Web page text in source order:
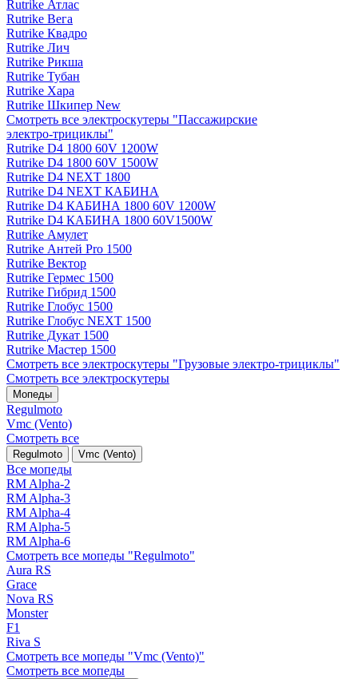
Rutrike Атлас
Rutrike Вега
Rutrike Квадро
Rutrike Лич
Rutrike Рикша
Rutrike Тубан
Rutrike Хара
Rutrike Шкипер New
Смотреть все электро­скутеры "Пассажирские
электро‑трициклы"
Rutrike D4 1800 60V 1200W
Rutrike D4 1800 60V 1500W
Rutrike D4 NEXT 1800
Rutrike D4 NEXT КАБИНА
Rutrike D4 КАБИНА 1800 60V 1200W
Rutrike D4 КАБИНА 1800 60V1500W
Rutrike Амулет
Rutrike Антей Pro 1500
Rutrike Вектор
Rutrike Гермес 1500
Rutrike Гибрид 1500
Rutrike Глобус 1500
Rutrike Глобус NEXT 1500
Rutrike Дукат 1500
Rutrike Мастер 1500
Смотреть все электро­скутеры "Грузовые электро‑трициклы"
Смотреть все электро­скутеры
Мопеды
Regulmoto
Vmc (Vento)
Смотреть все
Regulmoto Vmc (Vento)
Все мопеды
RM Alpha-2
RM Alpha-3
RM Alpha-4
RM Alpha-5
RM Alpha-6
Смотреть все мопеды "Regulmoto"
Aura RS
Grace
Nova RS
Monster
F1
Riva S
Смотреть все мопеды "Vmc (Vento)"
Смотреть все мопеды